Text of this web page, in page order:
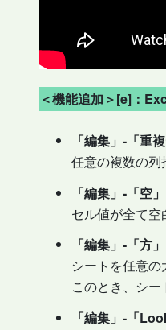
＜機能追加＞[e]：
「編集」-「重
任意の複数の
「編集」-「空
セル値が全て
「編集」-「方
シートを任意
このとき、シ
「編集」-「